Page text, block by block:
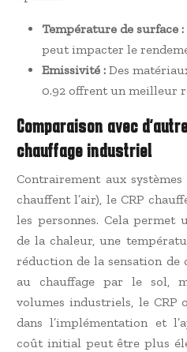
Température de surface :
peut impacter le
Emissivité : Des
0.92 offrent un meilleur
Comparaison avec
chauffage industriel
Contrairement aux
chauffent l’air), le CRP
les personnes. Cela
de la chaleur, une
réduction de la sensation de
au chauffage par le sol,
volumes industriels, le CRP
dans l’implémentation et
coût initial peut être plus